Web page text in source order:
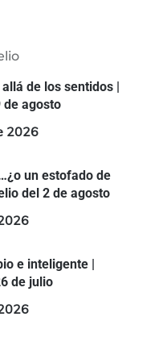
de los sentidos |
de agosto
2026
un estofado de
del 2 de agosto
e inteligente |
de julio